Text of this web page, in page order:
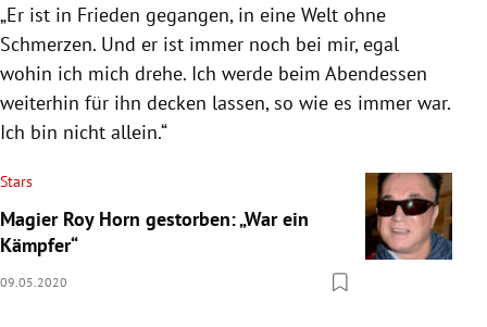
„Er ist in Frieden gegangen, in eine Welt ohne
Schmerzen. Und er ist immer noch bei mir, egal
wohin ich mich drehe. Ich werde beim Abendessen
weiterhin für ihn decken lassen, so wie es immer war.
Ich bin nicht allein.“
Stars
Magier Roy Horn gestorben: „War ein
Kämpfer“
09.05.2020